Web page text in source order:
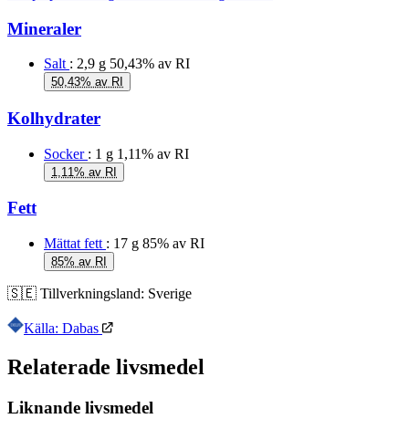
Mineraler
Salt : 2,9 g 50,43% av RI
50,43% av RI
Kolhydrater
Socker : 1 g 1,11% av RI
1,11% av RI
Fett
Mättat fett : 17 g 85% av RI
85% av RI
🇸🇪 Tillverkningsland: Sverige
Källa: Dabas
Relaterade livsmedel
Liknande livsmedel